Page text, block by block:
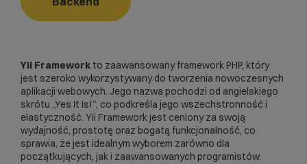
Yii Framework to zaawansowany framework PHP, który
jest szeroko wykorzystywany do tworzenia nowoczesnych
aplikacji webowych. Jego nazwa pochodzi od angielskiego
skrótu „Yes It Is!”, co podkreśla jego wszechstronność i
elastyczność. Yii Framework jest ceniony za swoją
wydajność, prostotę oraz bogatą funkcjonalność, co
sprawia, że jest idealnym wyborem zarówno dla
początkujących, jak i zaawansowanych programistów.